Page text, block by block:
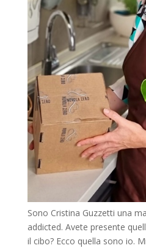
Sono Cristina Guzzetti una
addicted. Avete presente
il cibo? Ecco quella sono io.